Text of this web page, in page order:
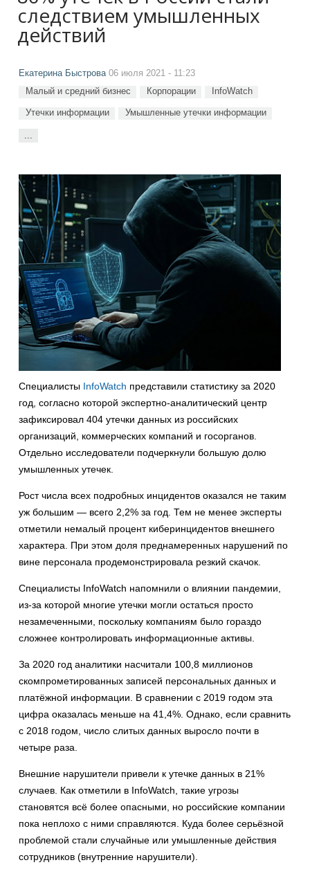
следствием умышленных
действий
Екатерина Быстрова06 июля 2021 - 11:23
Малый и средний бизнес Корпорации InfoWatch
Утечки информации Умышленные утечки информации
...
Специалисты InfoWatch представили статистику за 2020
год, согласно которой экспертно-аналитический центр
зафиксировал 404 утечки данных из российских
организаций, коммерческих компаний и госорганов.
Отдельно исследователи подчеркнули большую долю
умышленных утечек.
Рост числа всех подробных инцидентов оказался не таким
уж большим — всего 2,2% за год. Тем не менее эксперты
отметили немалый процент киберинцидентов внешнего
характера. При этом доля преднамеренных нарушений по
вине персонала продемонстрировала резкий скачок.
Специалисты InfoWatch напомнили о влиянии пандемии,
из-за которой многие утечки могли остаться просто
незамеченными, поскольку компаниям было гораздо
сложнее контролировать информационные активы.
За 2020 год аналитики насчитали 100,8 миллионов
скомпрометированных записей персональных данных и
платёжной информации. В сравнении с 2019 годом эта
цифра оказалась меньше на 41,4%. Однако, если сравнить
с 2018 годом, число слитых данных выросло почти в
четыре раза.
Внешние нарушители привели к утечке данных в 21%
случаев. Как отметили в InfoWatch, такие угрозы
становятся всё более опасными, но российские компании
пока неплохо с ними справляются. Куда более серьёзной
проблемой стали случайные или умышленные действия
сотрудников (внутренние нарушители).